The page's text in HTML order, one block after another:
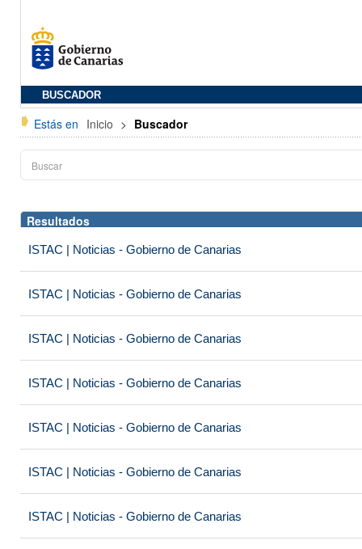
BUSCADOR
Estás en Inicio > Buscador
Resultados
ISTAC | Noticias - Gobierno de Canarias
ISTAC | Noticias - Gobierno de Canarias
ISTAC | Noticias - Gobierno de Canarias
ISTAC | Noticias - Gobierno de Canarias
ISTAC | Noticias - Gobierno de Canarias
ISTAC | Noticias - Gobierno de Canarias
ISTAC | Noticias - Gobierno de Canarias